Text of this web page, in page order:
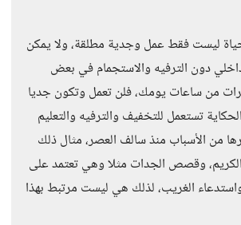
ليست فقط عمل وجدية مطلقة، ولا يمكن
دون الترفيه والاستجمام في بعض
من ساعات يومك، فلن تعمل وتكون جديا
تستعمل للتخفيف والترفيه والتعليم
من الأسباب منذ سالف العصر، مثال ذلك
وقصص الجدات مثلا وهي تعتمد على
الغريب، لذلك هي ليست مرتبط بهذا